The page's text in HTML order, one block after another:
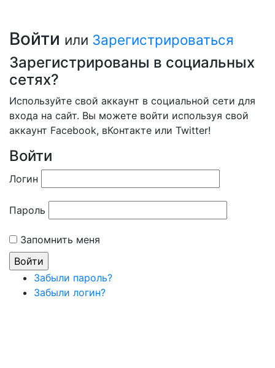
Войти или Зарегистрироваться
Зарегистрированы в социальных
сетях?
Используйте свой аккаунт в социальной сети для
входа на сайт. Вы можете войти используя свой
аккаунт Facebook, вКонтакте или Twitter!
Войти
Логин
Пароль
Запомнить меня
Забыли пароль?
Забыли логин?